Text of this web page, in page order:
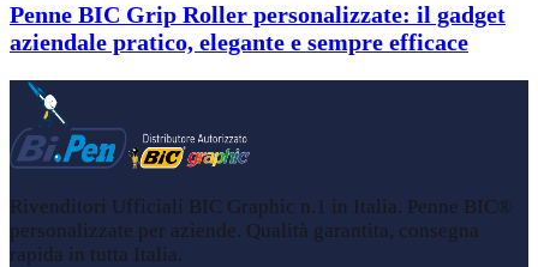
Penne BIC Grip Roller personalizzate: il gadget
aziendale pratico, elegante e sempre efficace
Rivenditori Ufficiali BIC Graphic n.1 in Italia. Penne BIC®
personalizzate per aziende. Qualità garantita, consegna
rapida in tutta Italia.